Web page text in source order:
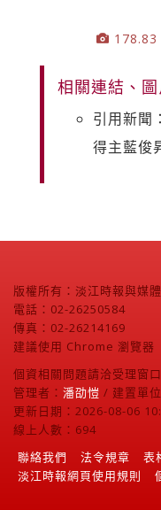
相關連結、圖
引用新聞
得主藍俊
版權所有：淡江時報與媒
電話：02-26250584
傳真：02-26214169
建議使用 Chrome 瀏覽器
個資相關問題請洽受理窗
管理者： 潘劭愷 / 建置單位
更新日期：2026-08-06
線上人數：694
聯絡我們
法令規章 表
淡江時報網頁使用規則